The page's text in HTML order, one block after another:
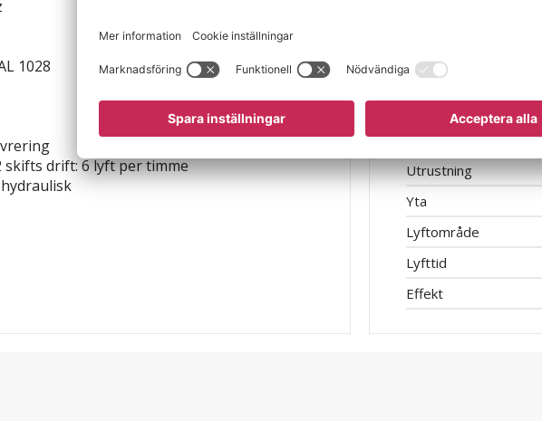
1028
skifts drift: 6 lyft per timme
Styrspänning
Utförande
Utrustning
Yta
Lyftområde
Lyfttid
Effekt